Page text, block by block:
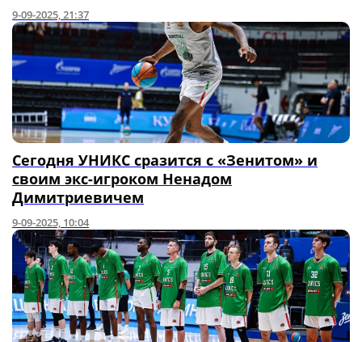
9-09-2025, 21:37
Сегодня УНИКС сразится с «Зенитом» и
своим экс-игроком Ненадом
Димитриевичем
9-09-2025, 10:04